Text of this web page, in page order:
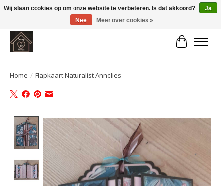
Large selection of products and fast shipping!
Home / Flapkaart Naturalist Annelies
Product image slideshow Items
Wij slaan cookies op om onze website te verbeteren. Is dat akkoord?
Ja
Nee
Meer over cookies »